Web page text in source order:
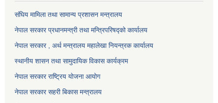
संघिय मामिला तथा सामान्य प्रशासन मन्त्रालय
नेपाल सरकार प्रधानमन्त्री तथा मन्त्रिपरिषद्को कार्यालय
नेपाल सरकार , अर्थ मन्त्रालय महालेखा नियन्त्रक कार्यालय
स्थानीय शासन तथा सामुदायिक विकास कार्यक्रम
नेपाल सरकार राष्ट्रिय योजना आयोग
नेपाल सरकार सहरी बिकास मन्त्रालय